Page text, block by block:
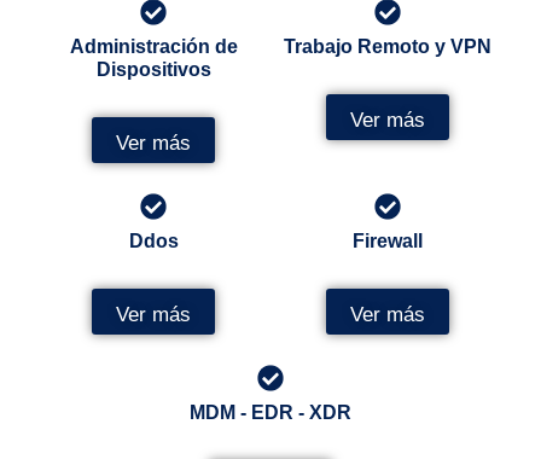
Administración de
Dispositivos
Ver más
Trabajo Remoto y VPN
Ver más
Ddos
Ver más
Firewall
Ver más
MDM - EDR - XDR